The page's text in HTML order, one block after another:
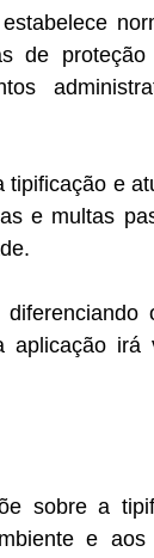
de
tipificação e
e multas
aplicação irá
sobre a
e aos